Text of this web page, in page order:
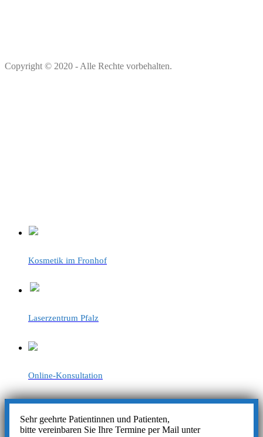
Copyright © 2020 - Alle Rechte vorbehalten.
Kosmetik im Fronhof
Laserzentrum Pfalz
Online-Konsultation
Sehr geehrte Patientinnen und Patienten,
bitte vereinbaren Sie Ihre Termine per Mail unter